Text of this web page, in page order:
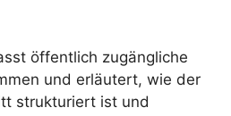
öffentlich zugängliche
und erläutert, wie der
strukturiert ist und